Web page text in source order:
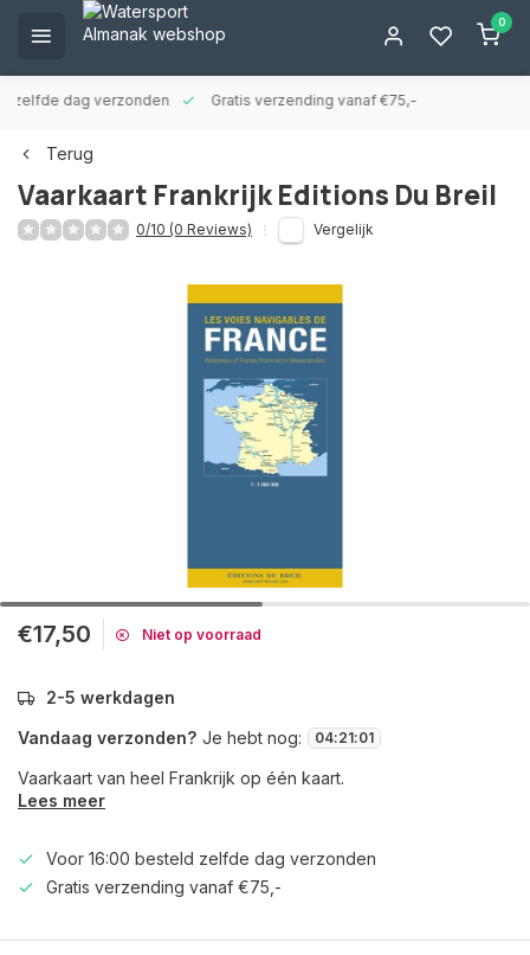
0
zelfde dag verzonden Gratis verzending vanaf €75,-
Terug
Vaarkaart Frankrijk Editions Du Breil
0/10 (0 Reviews) Vergelijk
€17,50 Niet op voorraad
2-5 werkdagen
Vandaag verzonden? Je hebt nog: 04:21:01
Vaarkaart van heel Frankrijk op één kaart.
Lees meer
Voor 16:00 besteld zelfde dag verzonden
Gratis verzending vanaf €75,-